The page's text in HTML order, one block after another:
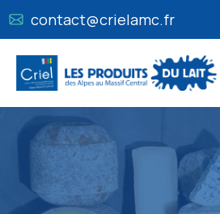
contact@crielamc.fr